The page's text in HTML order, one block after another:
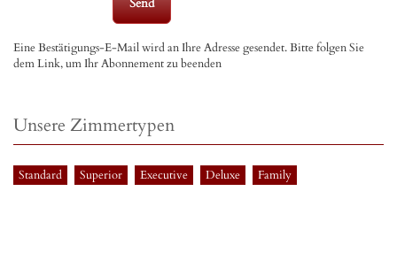
Eine Bestätigungs-E-Mail wird an Ihre Adresse gesendet. Bitte folgen Sie
dem Link, um Ihr Abonnement zu beenden
Unsere Zimmertypen
Standard Superior Executive Deluxe Family